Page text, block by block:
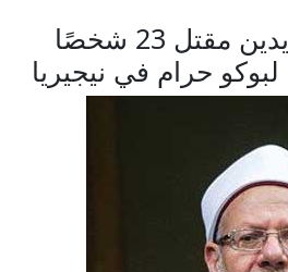
مفتي الجمهورية يدين مقتل 23 شخصًا
حرام في نيجيريا